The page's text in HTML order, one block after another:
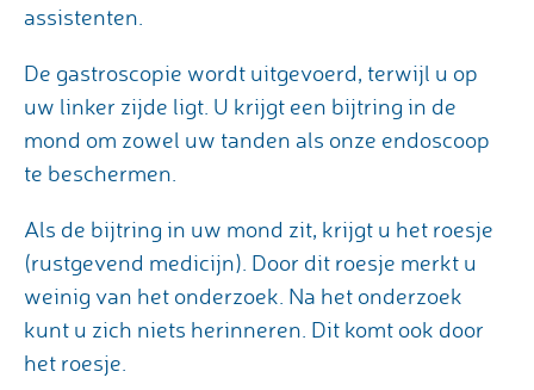
assistenten.
De gastroscopie wordt uitgevoerd, terwijl u op
uw linker zijde ligt. U krijgt een bijtring in de
mond om zowel uw tanden als onze endoscoop
te beschermen.
Als de bijtring in uw mond zit, krijgt u het roesje
(rustgevend medicijn). Door dit roesje merkt u
weinig van het onderzoek. Na het onderzoek
kunt u zich niets herinneren. Dit komt ook door
het roesje.